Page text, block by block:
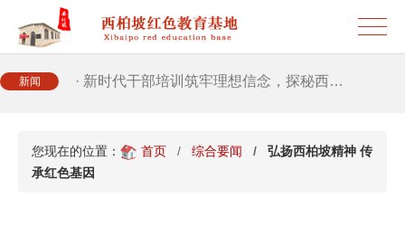
新闻
· 筑牢新时代干部信仰根基 西柏坡3招给…
· 新时代干部培训筑牢理想信念，探秘西…
您现在的位置： 首页 综合要闻
弘扬西柏坡精神 传
承红色基因